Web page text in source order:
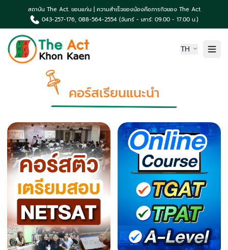
สถาบัน The Act. ขอนแก่น | ความสำเร็จของน้องคือภารกิจของ The Act
043-257-176, 088-564-2554 (จันทร์ - เสาร์: 09.00 - 17.00 น.)
TH
ผลงานน้องค่าย The Act
TCAS News & กิจกรรม
ติดต่อเรา
คอร์สเรียนแนะนำ